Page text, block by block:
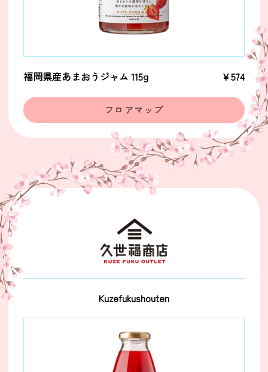
福岡県産あまおうジャム 115g ￥574
フロアマップ
Kuzefukushouten